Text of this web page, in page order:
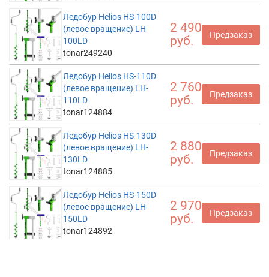
Ледобур Helios HS-100D
(левое вращение) LH-
100LD
tonar249240
2 490
руб.
Предзаказ
Ледобур Helios HS-110D
(левое вращение) LH-
110LD
tonar124884
2 760
руб.
Предзаказ
Ледобур Helios HS-130D
(левое вращение) LH-
130LD
tonar124885
2 880
руб.
Предзаказ
Ледобур Helios HS-150D
(левое вращение) LH-
150LD
tonar124892
2 970
руб.
Предзаказ